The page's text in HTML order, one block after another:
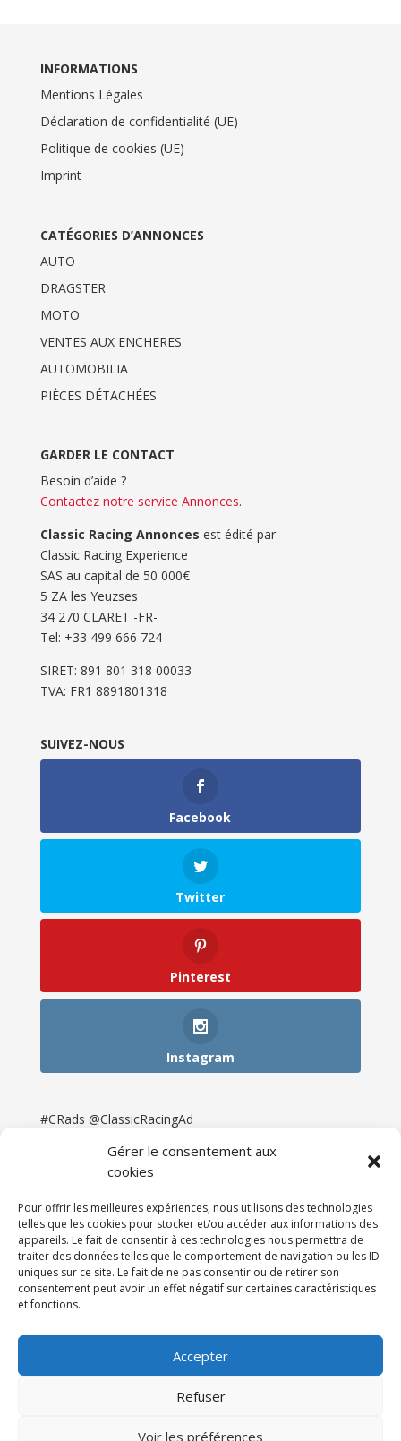
Gérer le consentement aux
cookies
Pour offrir les meilleures expériences, nous utilisons des technologies
telles que les cookies pour stocker et/ou accéder aux informations des
appareils. Le fait de consentir à ces technologies nous permettra de
traiter des données telles que le comportement de navigation ou les ID
uniques sur ce site. Le fait de ne pas consentir ou de retirer son
consentement peut avoir un effet négatif sur certaines caractéristiques
et fonctions.
Accepter
Refuser
Voir les préférences
INFORMATIONS
Mentions Légales
Déclaration de confidentialité (UE)
Politique de cookies (UE)
Imprint
CATÉGORIES D’ANNONCES
AUTO
DRAGSTER
MOTO
VENTES AUX ENCHERES
AUTOMOBILIA
PIÈCES DÉTACHÉES
GARDER LE CONTACT
Besoin d’aide ?
Contactez notre service Annonces.
Classic Racing Annonces est édité par
Classic Racing Experience
SAS au capital de 50 000€
5 ZA les Yeuzses
34 270 CLARET -FR-
Tel: ‭+33 499 666 724‬
SIRET: 891 801 318 00033
TVA: FR1 8891801318
SUIVEZ-NOUS
Facebook
Twitter
Pinterest
Instagram
#CRads @ClassicRacingAd
Newsletter & Presse
Partenaires
Tarifs
Espace Client
121DigitalGroup |